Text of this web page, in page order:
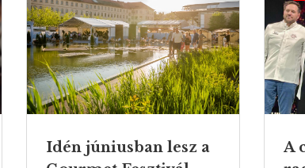
Idén júniusban lesz a
A